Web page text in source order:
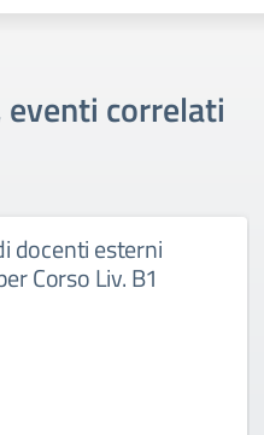
correlati
docenti esterni
Corso Liv. B1